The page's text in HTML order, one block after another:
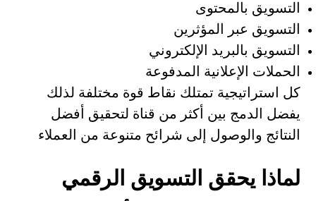
التسويق بالمحتوى
التسويق عبر المؤثرين
التسويق بالبريد الإلكتروني
الحملات الإعلانية المدفوعة
كل استراتيجية تمتلك نقاط قوة مختلفة لذلك
يفضل الدمج بين أكثر من قناة لتحقيق أفضل
النتائج والوصول إلى شرائح متنوعة من العملاء
لماذا يحقق التسويق الرقمي